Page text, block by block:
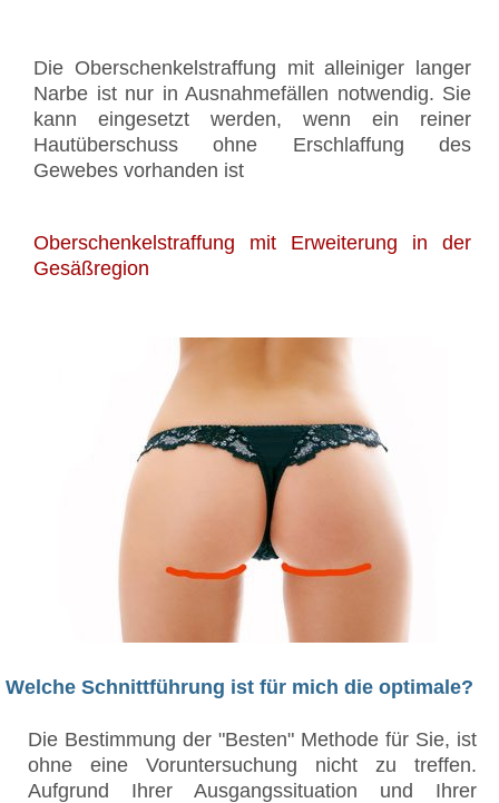
Die Oberschenkelstraffung mit alleiniger langer
Narbe ist nur in Ausnahmefällen notwendig. Sie
kann eingesetzt werden, wenn ein reiner
Hautüberschuss ohne Erschlaffung des
Gewebes vorhanden ist
Oberschenkelstraffung mit Erweiterung in der
Gesäßregion
Welche Schnittführung ist für mich die optimale?
Die Bestimmung der "Besten" Methode für Sie, ist
ohne eine Voruntersuchung nicht zu treffen.
Aufgrund Ihrer Ausgangssituation und Ihrer